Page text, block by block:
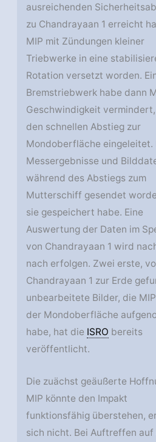
ausreichenden
zu Chandrayaan 1 erreicht
MIP mit Zündungen kleiner
Triebwerke in eine
Rotation versetzt worden.
Bremstriebwerk habe dann
Geschwindigkeit
den schnellen Abstieg zur
Mondoberfläche eingeleitet.
Messergebnisse und
während des Abstiegs zum
Mutterschiff gesendet
sie gespeichert habe. Eine
Auswertung der Daten im
von Chandrayaan 1 wird
nach erfolgen. Zwei erste,
Chandrayaan 1 zur Erde
unbearbeitete Bilder, die
der Mondoberfläche
habe, hat die ISRO bereits
veröffentlicht.
Die zuächst geäußerte
MIP könnte den Impakt
funktionsfähig überstehen,
sich nicht. Bei Auftreffen auf